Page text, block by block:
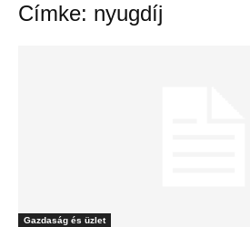
Címke: nyugdíj
Gazdaság és üzlet